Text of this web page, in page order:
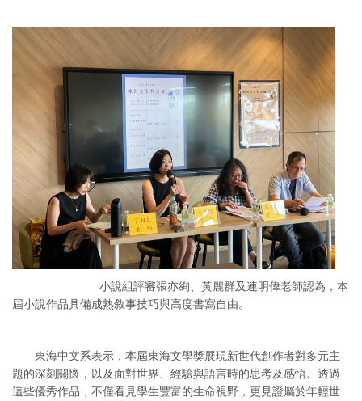
小說組評審張亦絢、黃麗群及連明偉老師認為，本
屆小說作品具備成熟敘事技巧與高度書寫自由。
東海中文系表示，本屆東海文學獎展現新世代創作者對多元主
題的深刻關懷，以及面對世界、經驗與語言時的思考及感悟。透過
這些優秀作品，不僅看見學生豐富的生命視野，更見證屬於年輕世